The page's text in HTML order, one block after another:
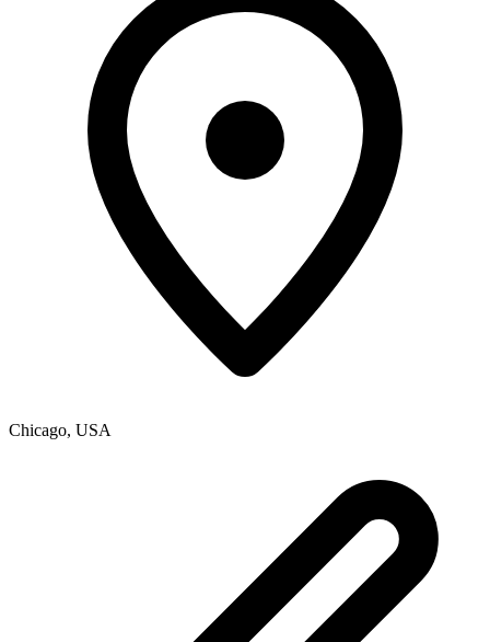
Chicago, USA